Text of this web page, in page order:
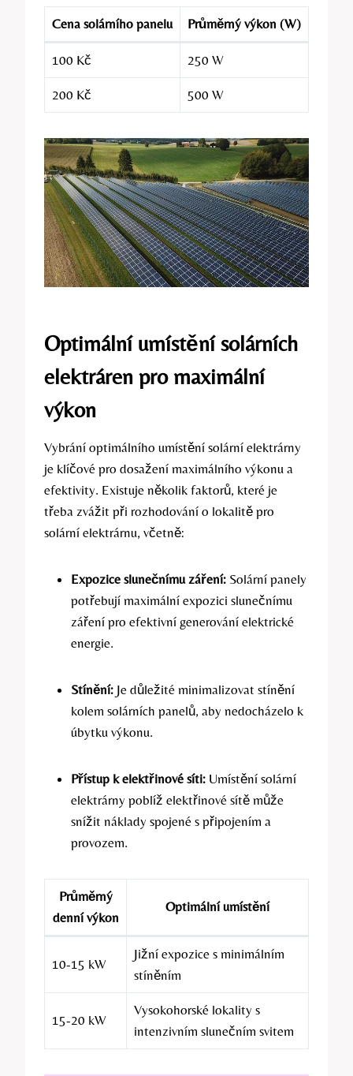
Cena solárního panelu Průměrný výkon (W)
100 Kč 250 W
200 Kč 500 W
Optimální umístění solárních
elektráren pro maximální
výkon
Vybrání optimálního umístění solární elektrárny
je klíčové pro dosažení maximálního výkonu a
efektivity. Existuje několik faktorů, které je
třeba zvážit při rozhodování o lokalitě pro
solární elektrárnu, včetně:
Expozice slunečnímu záření: Solární panely
potřebují maximální expozici slunečnímu
záření pro efektivní generování elektrické
energie.
Stínění: Je důležité minimalizovat stínění
kolem solárních panelů, aby nedocházelo k
úbytku výkonu.
Přístup k elektřinové síti: Umístění solární
elektrárny poblíž elektřinové sítě může
snížit náklady spojené s připojením a
provozem.
Průměrný
denní výkon
Optimální umístění
10-15 kW
Jižní expozice s minimálním
stíněním
15-20 kW
Vysokohorské lokality s
intenzivním slunečním svitem